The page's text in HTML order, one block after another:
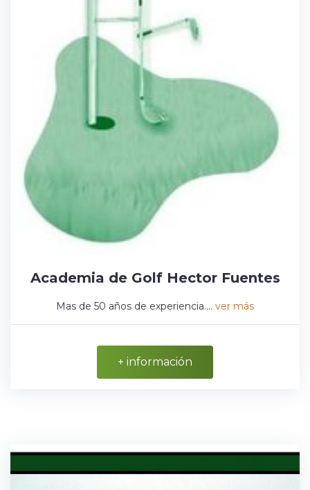
Academia de Golf Hector Fuentes
Mas de 50 años de experiencia.... ver más
+ información